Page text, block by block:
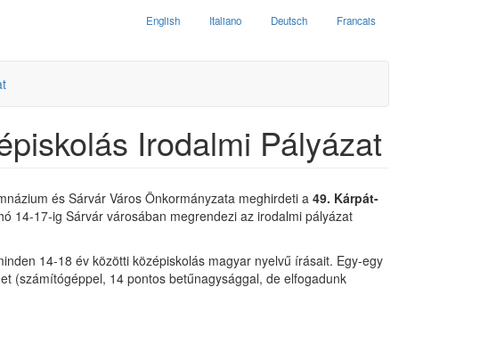
English Italiano Deutsch Francais
Irodalmi Pályázat
és Sárvár Város Önkormányzata meghirdeti a 49. Kárpát-
14-17-ig Sárvár városában megrendezi az irodalmi pályázat
14-18 év közötti középiskolás magyar nyelvű írásait. Egy-egy
(számítógéppel, 14 pontos betűnagysággal, de elfogadunk